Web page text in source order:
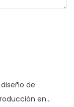
de
en